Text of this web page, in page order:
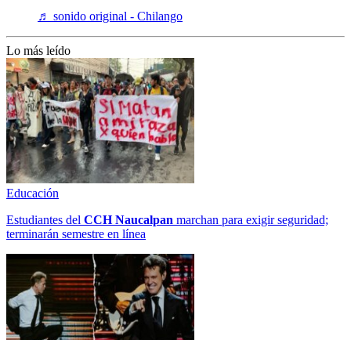
♬ sonido original - Chilango
Lo más leído
Educación
Estudiantes del CCH Naucalpan marchan para exigir seguridad;
terminarán semestre en línea